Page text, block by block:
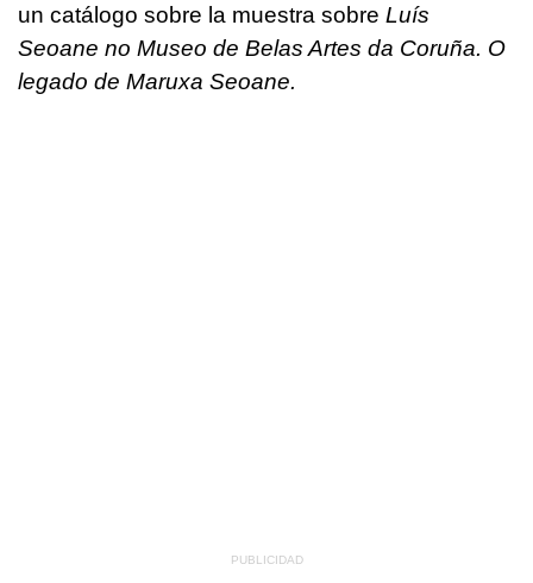
un catálogo sobre la muestra sobre Luís
Seoane no Museo de Belas Artes da Coruña. O
legado de Maruxa Seoane.